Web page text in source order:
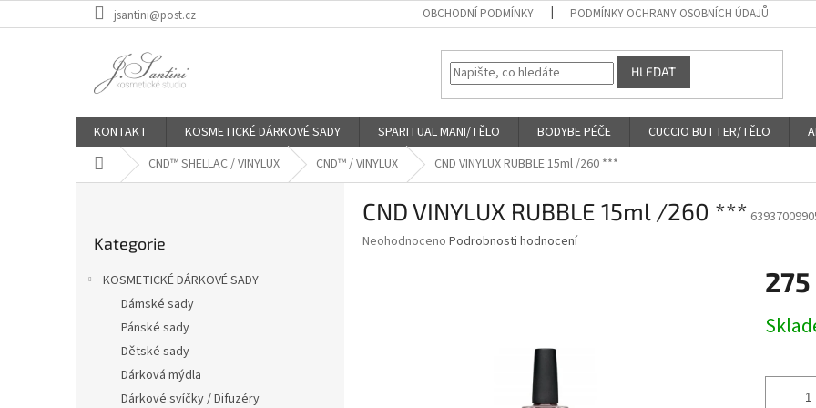
na
jsantini@post.cz OBCHODNÍ PODMÍNKY PODMÍNKY OCHRANY OSOBNÍCH ÚDAJŮ
HLEDAT
KONTAKT KOSMETICKÉ DÁRKOVÉ SADY SPARITUAL MANI/TĚLO BODYBE PÉČE CUCCIO BUTTER/TĚLO
Domů CND™ SHELLAC / VINYLUX CND™ / VINYLUX CND VINYLUX RUBBLE 15ml /260 ***
kategorie
Kategorie
KOSMETICKÉ DÁRKOVÉ SADY
Dámské sady
Pánské sady
Dětské sady
Dárková mýdla
Dárkové svíčky / Difuzéry
CND VINYLUX RUBBLE 15ml /260 ***
Průměrné
Neohodnoceno Podrobnosti hodnocení
275
cena: